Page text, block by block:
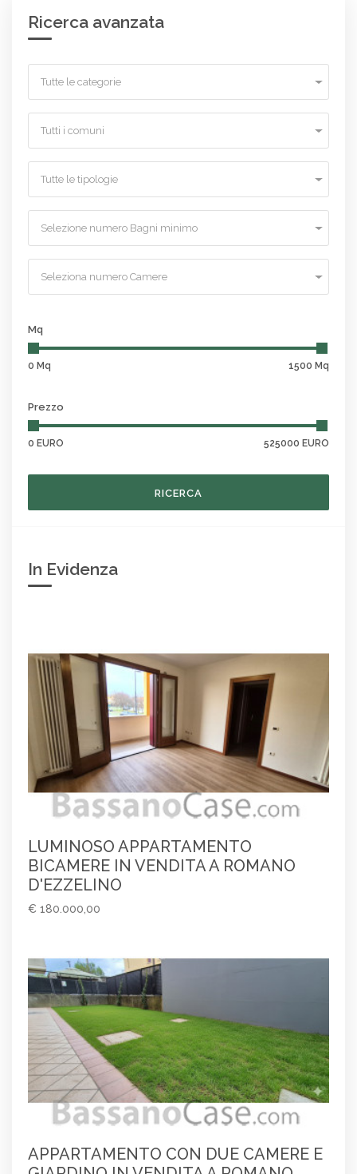
Ricerca avanzata
Tutte le categorie
Tutti i comuni
Tutte le tipologie
Selezione numero Bagni minimo
Seleziona numero Camere
Mq
0 Mq 1500 Mq
Prezzo
0 EURO 525000 EURO
RICERCA
In Evidenza
LUMINOSO APPARTAMENTO
BICAMERE IN VENDITA A ROMANO
D'EZZELINO
€ 180.000,00
APPARTAMENTO CON DUE CAMERE E